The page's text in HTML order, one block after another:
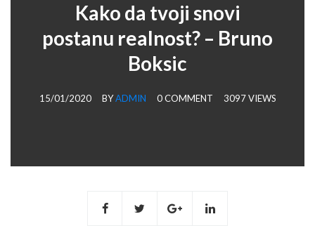
Kako da tvoji snovi
postanu realnost? – Bruno
Boksic
15/01/2020 BYADMIN 0 COMMENT 3097 VIEWS